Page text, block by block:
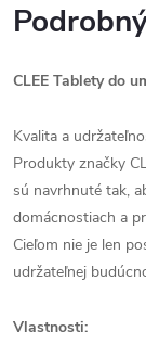
CLEE Tablety do
Kvalita a
Produkty značky
sú navrhnuté tak,
domácnostiach a
Cieľom nie je len
udržateľnej
Vlastnosti: